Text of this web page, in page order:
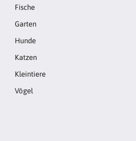
Fische
Garten
Hunde
Katzen
Kleintiere
Vögel